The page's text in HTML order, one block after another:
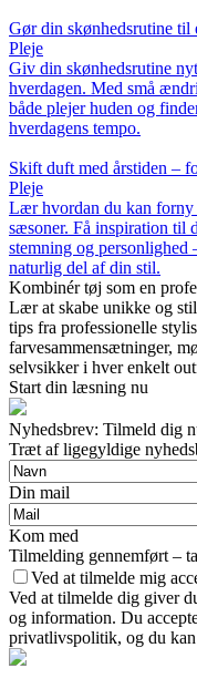
Gør din skønhedsrutine til
Pleje
Giv din skønhedsrutine
hverdagen. Med små
både plejer huden og
hverdagens tempo.
Skift duft med årstiden –
Pleje
Lær hvordan du kan forny
sæsoner. Få inspiration til
stemning og personlighed
naturlig del af din stil.
Kombinér tøj som en
Lær at skabe unikke og
tips fra professionelle
farvesammensætninger,
selvsikker i hver enkelt
Start din læsning nu
Nyhedsbrev: Tilmeld dig
Træt af ligegyldige
Din mail
Kom med
Tilmelding gennemført –
Ved at tilmelde mig
Ved at tilmelde dig giver
og information. Du
privatlivspolitik, og du